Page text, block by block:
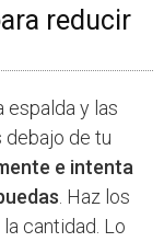
reducir
espalda y las
debajo de tu
e intenta
. Haz los
cantidad. Lo